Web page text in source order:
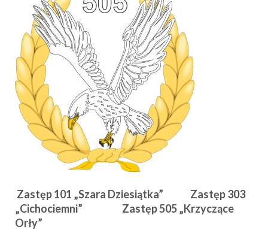
Zastęp 101 „Szara Dziesiątka” Zastęp 303
„Cichociemni” Zastęp 505 „Krzyczące
Orły”